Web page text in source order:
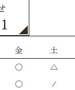
金 土
〇 △
〇 /